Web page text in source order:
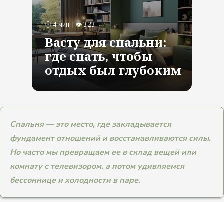
Васту для спальни:
где спать, чтобы
отдых был глубоким
🕓 4 мин. | 👁 323
Спальня — это место, где закладывается
фундамент отношений и восстанавливаются силы.
Но часто мы превращаем ее в склад вещей или
комнату с телевизором, а потом удивляемся
бессоннице и холодности в паре.